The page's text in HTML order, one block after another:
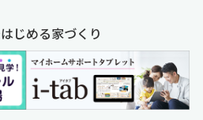
じめる家づくり